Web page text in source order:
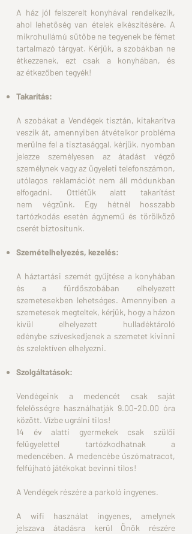
A ház jól felszerelt konyhával rendelkezik,
ahol lehetőség van ételek elkészítésére. A
mikrohullámú sütőbe ne tegyenek be fémet
tartalmazó tárgyat. Kérjük, a szobákban ne
étkezzenek, ezt csak a konyhában, és
az étkezőben tegyék!
Takarítás:
A szobákat a Vendégek tisztán, kitakarítva
veszik át, amennyiben átvételkor probléma
merülne fel a tisztasággal, kérjük, nyomban
jelezze személyesen az átadást végző
személynek vagy az ügyeleti telefonszámon,
utólagos reklamációt nem áll módunkban
elfogadni. Ottlétük alatt takarítást
nem végzünk. Egy hétnél hosszabb
tartózkodás esetén ágynemű és törölköző
cserét biztosítunk.
Szemételhelyezés, kezelés:
A háztartási szemét gyűjtése a konyhában
és a fürdőszobában elhelyezett
szemetesekben lehetséges. Amennyiben a
szemetesek megteltek, kérjük, hogy a házon
kívül elhelyezett hulladéktároló
edénybe szíveskedjenek a szemetet kivinni
és szelektíven elhelyezni.
Szolgáltatások:
Vendégeink a medencét csak saját
felelősségre használhatják 9.00-20.00 óra
között. Vízbe ugrálni tilos!
14 év alatti gyermekek csak szülői
felügyelettel tartózkodhatnak a
medencében. A medencébe úszómatracot,
felfújható játékokat bevinni tilos!
A Vendégek részére a parkoló ingyenes.
A wifi használat ingyenes, amelynek
jelszava átadásra kerül Önök részére